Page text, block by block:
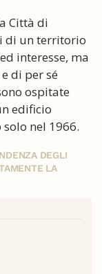
Città di
di un territorio
interesse, ma
di per sé
ospitate
edificio
nel 1966.
DEGLI
LA